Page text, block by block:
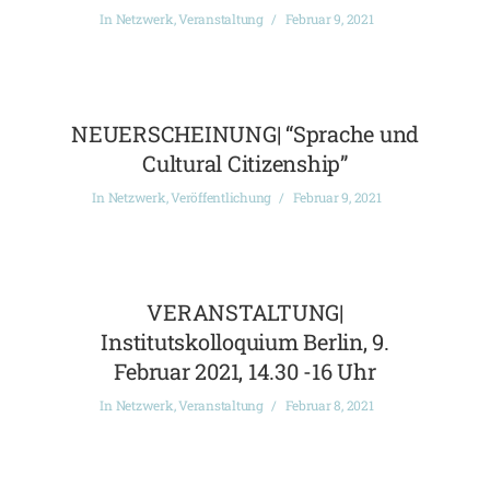
In Netzwerk,Veranstaltung Februar 9, 2021
NEUERSCHEINUNG| “Sprache und
Cultural Citizenship”
In Netzwerk,Veröffentlichung Februar 9, 2021
VERANSTALTUNG|
Institutskolloquium Berlin, 9.
Februar 2021, 14.30 -16 Uhr
In Netzwerk,Veranstaltung Februar 8, 2021